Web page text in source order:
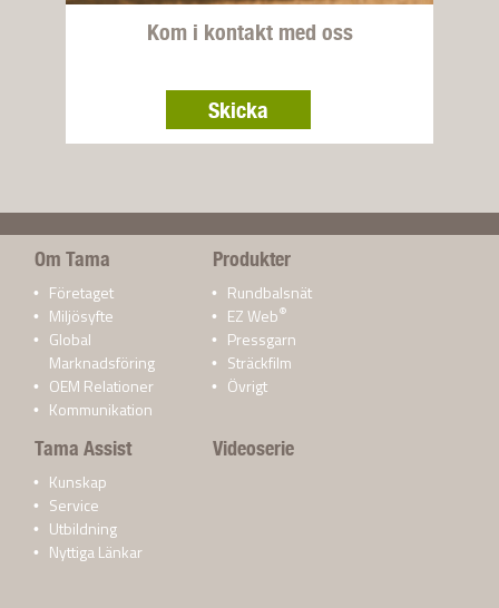
Kom i kontakt med oss
Skicka
Om Tama
Företaget
Miljösyfte
Global
Marknadsföring
OEM Relationer
Kommunikation
Produkter
Rundbalsnät
EZ Web®
Pressgarn
Sträckfilm
Övrigt
Tama Assist
Kunskap
Service
Utbildning
Nyttiga Länkar
Videoserie